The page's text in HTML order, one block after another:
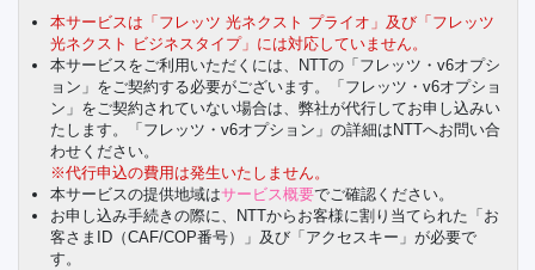
本サービスは「フレッツ 光ネクスト プライオ」及び「フレッツ
光ネクスト ビジネスタイプ」には対応していません。
本サービスをご利用いただくには、NTTの「フレッツ・v6オプシ
ョン」をご契約する必要がございます。「フレッツ・v6オプショ
ン」をご契約されていない場合は、弊社が代行してお申し込みい
たします。「フレッツ・v6オプション」の詳細はNTTへお問い合
わせください。
※代行申込の費用は発生いたしません。
本サービスの提供地域はサービス概要でご確認ください。
お申し込み手続きの際に、NTTからお客様に割り当てられた「お
客さまID（CAF/COP番号）」及び「アクセスキー」が必要で
す。